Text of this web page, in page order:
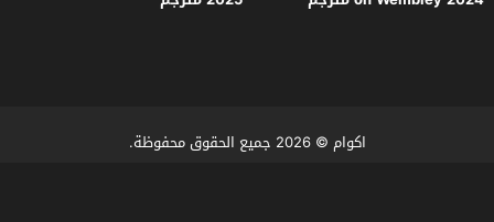
اكوام © 2026 جميع الحقوق محفوظة.